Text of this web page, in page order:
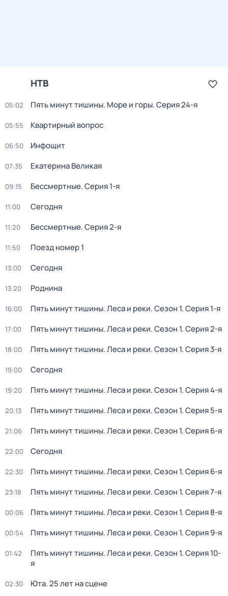
НТВ
05:02 Пять минут тишины. Море и горы. Серия 24-я
05:55 Квартирный вопрос
06:50 Инфощит
07:35 Екатерина Великая
09:15 Бессмертные. Серия 1-я
11:00 Сегодня
11:20 Бессмертные. Серия 2-я
11:50 Поезд номер 1
13:00 Сегодня
13:20 Роднина
16:00 Пять минут тишины. Леса и реки. Сезон 1. Серия 1-я
17:00 Пять минут тишины. Леса и реки. Сезон 1. Серия 2-я
18:00 Пять минут тишины. Леса и реки. Сезон 1. Серия 3-я
19:00 Сегодня
19:20 Пять минут тишины. Леса и реки. Сезон 1. Серия 4-я
20:13 Пять минут тишины. Леса и реки. Сезон 1. Серия 5-я
21:06 Пять минут тишины. Леса и реки. Сезон 1. Серия 6-я
22:00 Сегодня
22:30 Пять минут тишины. Леса и реки. Сезон 1. Серия 6-я
23:18 Пять минут тишины. Леса и реки. Сезон 1. Серия 7-я
00:06 Пять минут тишины. Леса и реки. Сезон 1. Серия 8-я
00:54 Пять минут тишины. Леса и реки. Сезон 1. Серия 9-я
01:42 Пять минут тишины. Леса и реки. Сезон 1. Серия 10-
я
02:30 Юта. 25 лет на сцене